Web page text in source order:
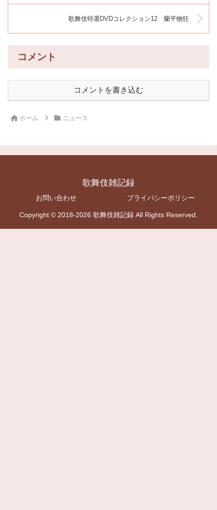
歌舞伎特選DVDコレクション12 蘭平物狂
コメント
コメントを書き込む
ホーム ニュース
歌舞伎雑記録
お問い合わせ プライバシーポリシー
Copyright © 2018-2026 歌舞伎雑記録 All Rights Reserved.